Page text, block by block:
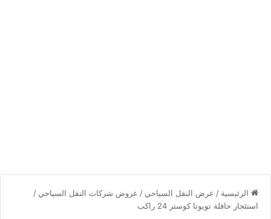
الرئيسية / عرض النقل السياحي / عروض شركات النقل السياحي /
استئجار حافلة تويوتا كوستر 24 راكب